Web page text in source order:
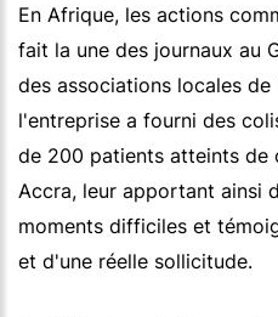
En Afrique, les actions
fait la une des journaux au
des associations locales
l'entreprise a fourni des
de 200 patients atteints de
Accra, leur apportant ainsi
moments difficiles et
et d'une réelle sollicitude.